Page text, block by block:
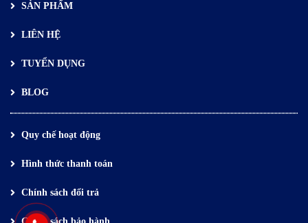
SẢN PHẨM
LIÊN HỆ
TUYỂN DỤNG
BLOG
Quy chế hoạt động
Hình thức thanh toán
Chính sách đổi trả